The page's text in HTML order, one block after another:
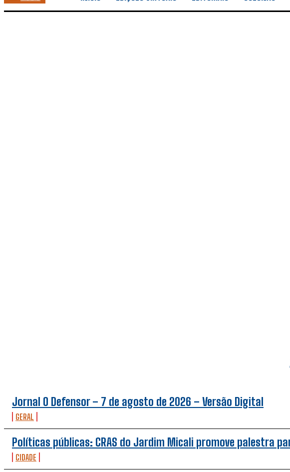
Jornal O Defensor – 7 de agosto de 2026 – Versão Digital
GERAL
Políticas públicas: CRAS do Jardim Micali promove palestra
CIDADE